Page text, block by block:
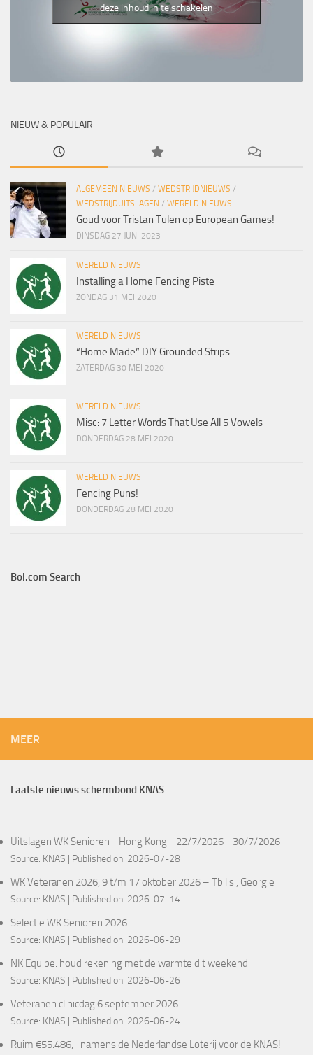
deze inhoud in te schakelen
NIEUW & POPULAIR
ALGEMEEN NIEUWS / WEDSTRIJDNIEUWS /
WEDSTRIJDUITSLAGEN / WERELD NIEUWS
Goud voor Tristan Tulen op European Games!
DINSDAG 27 JUNI 2023
WERELD NIEUWS
Installing a Home Fencing Piste
ZONDAG 31 MEI 2020
WERELD NIEUWS
“Home Made” DIY Grounded Strips
ZATERDAG 30 MEI 2020
WERELD NIEUWS
Misc: 7 Letter Words That Use All 5 Vowels
DONDERDAG 28 MEI 2020
WERELD NIEUWS
Fencing Puns!
DONDERDAG 28 MEI 2020
Bol.com Search
MEER
Laatste nieuws schermbond KNAS
Uitslagen WK Senioren - Hong Kong - 22/7/2026 - 30/7/2026
Source: KNAS Published on: 2026-07-28
WK Veteranen 2026, 9 t/m 17 oktober 2026 – Tbilisi, Georgië
Source: KNAS Published on: 2026-07-14
Selectie WK Senioren 2026
Source: KNAS Published on: 2026-06-29
NK Equipe: houd rekening met de warmte dit weekend
Source: KNAS Published on: 2026-06-26
Veteranen clinicdag 6 september 2026
Source: KNAS Published on: 2026-06-24
Ruim €55.486,- namens de Nederlandse Loterij voor de KNAS!